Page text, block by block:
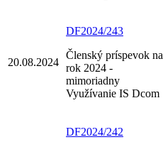
20.08.2024
DF2024/243
Členský príspevok na
rok 2024 -
mimoriadny
Využívanie IS Dcom
DF2024/242